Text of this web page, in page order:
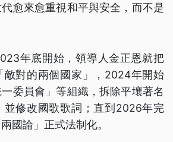
愈來愈重視和平與安全，而不是
年底開始，領導人金正恩就把
敵對的兩個國家」，2024年開始
委員會」等組織，拆除平壤著名
並修改國歌歌詞；直到2026年完
國論」正式法制化。